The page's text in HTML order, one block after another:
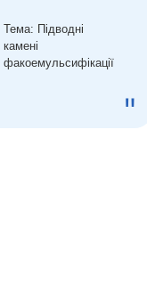
Тема: Підводні
камені
факоемульсифікації